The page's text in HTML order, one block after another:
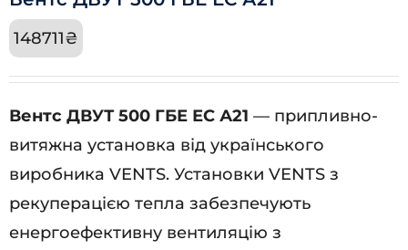
148711₴
Вентс ДВУТ 500 ГБЕ ЕС А21 — припливно-
витяжна установка від українського
виробника VENTS. Установки VENTS з
рекуперацією тепла забезпечують
енергоефективну вентиляцію з